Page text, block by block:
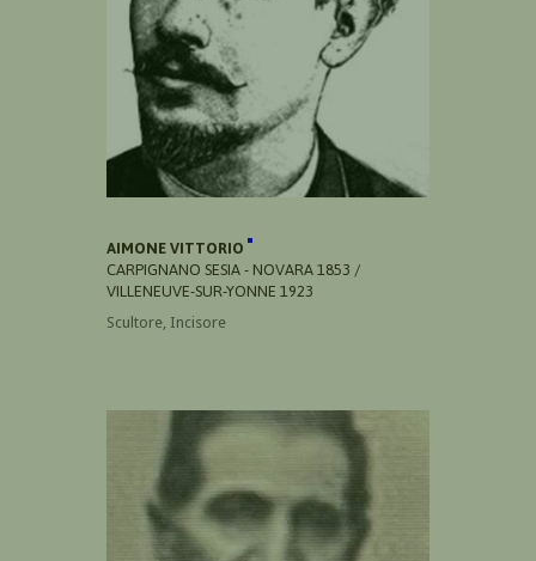
AIMONE VITTORIO
CARPIGNANO SESIA - NOVARA 1853 /
VILLENEUVE-SUR-YONNE 1923
Scultore, Incisore